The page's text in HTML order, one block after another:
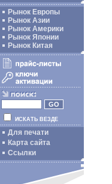
Рынок Европы
Рынок Азии
Рынок Америки
Рынок Японии
Рынок Китая
ИСКАТЬ ВЕЗДЕ
Для печати
Карта сайта
Ссылки